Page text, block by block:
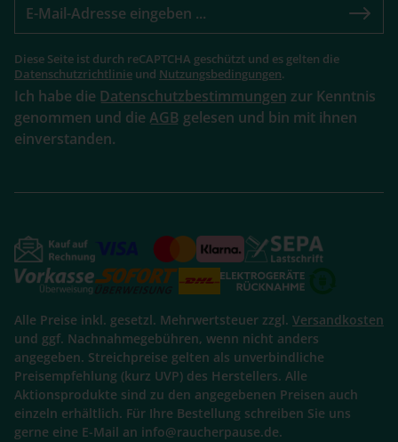
Diese Seite ist durch reCAPTCHA geschützt und es gelten die
Datenschutzrichtlinie und Nutzungsbedingungen.
Ich habe die Datenschutzbestimmungen zur Kenntnis
genommen und die AGB gelesen und bin mit ihnen
einverstanden.
Alle Preise inkl. gesetzl. Mehrwertsteuer zzgl. Versandkosten
und ggf. Nachnahmegebühren, wenn nicht anders
angegeben. Streichpreise gelten als unverbindliche
Preisempfehlung (kurz UVP) des Herstellers. Alle
Aktionsprodukte sind zu den angegebenen Preisen auch
einzeln erhältlich. Für Ihre Bestellung schreiben Sie uns
gerne eine E-Mail an info@raucherpause.de.